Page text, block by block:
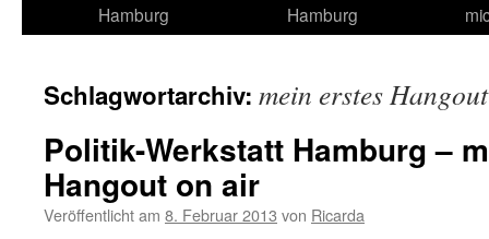
Hamburg
Hamburg
Schlagwortarchiv: mein erstes
Politik-Werkstatt Hamburg –
Hangout on air
Veröffentlicht am 8. Februar 2013 von Ricarda